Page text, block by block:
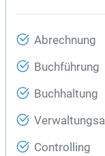
Abrechnung
Buchführung
Buchhaltung
Controlling